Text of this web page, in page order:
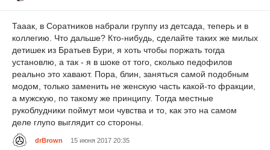
Тааак, в Соратников набрали группу из детсада, теперь и в
коллегию. Что дальше? Кто-нибудь, сделайте таких же милых
детишек из Братьев Бури, я хоть чтобы поржать тогда
установлю, а так - я в шоке от того, сколько педофилов
реально это хавают. Пора, блин, заняться самой подобным
модом, только заменить не женскую часть какой-то фракции,
а мужскую, по такому же принципу. Тогда местные
рукоблудники поймут мои чувства и то, как это на самом
деле глупо выглядит со стороны.
drBrown 15 июня 2017 20:35